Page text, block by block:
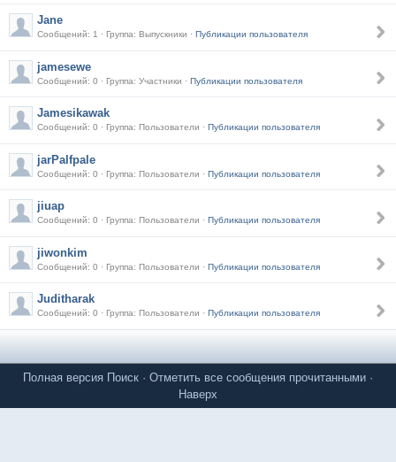
Jane
Сообщений: 1 · Группа: Выпускники · Публикации пользователя
jamesewe
Сообщений: 0 · Группа: Участники · Публикации пользователя
Jamesikawak
Сообщений: 0 · Группа: Пользователи · Публикации пользователя
jarPalfpale
Сообщений: 0 · Группа: Пользователи · Публикации пользователя
jiuap
Сообщений: 0 · Группа: Пользователи · Публикации пользователя
jiwonkim
Сообщений: 0 · Группа: Пользователи · Публикации пользователя
Juditharak
Сообщений: 0 · Группа: Пользователи · Публикации пользователя
Полная версия Поиск · Отметить все сообщения прочитанными ·
Наверх